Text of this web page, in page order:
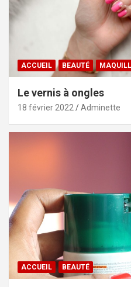
ACCUEIL BEAUTÉ
Le vernis à ongles
18 février 2022 Adminette
ACCUEIL BEAUTÉ